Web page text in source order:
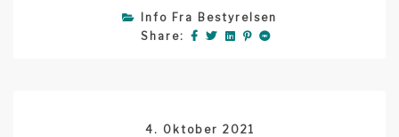
Info Fra Bestyrelsen
Share:
4. Oktober 2021